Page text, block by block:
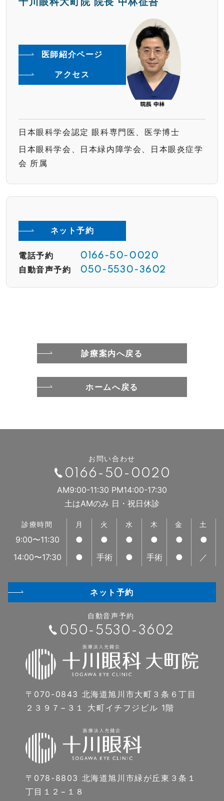
医師紹介ページ
アクセス
日本眼科学会認定 眼科専門医、医学博士
日本眼科学会、日本緑内障学会、日本眼炎症学
会 所属
ネット予約
電話予約 0166-50-0020
自動音声予約 050-5530-3602
診療案内へ戻る
ホームへ戻る
お問い合わせ
0166-50-0020
AM9:00-11:30 PM14:00-17:30
土はAMのみ 日・祝日休診
診療時間 月 火 水 木 金 土
9:00〜11:30 ● ● ● ● ●
●
14:00〜17:30
● 手術 ● 手術 ● ／
ネット予約
自動音声予約
050-5530-3602
〒070-0843 北海道旭川市大町３条６丁目
２３９７−３１ 大町イチフジビル 1階
〒078-8803 北海道旭川市緑が丘東３条１
丁目１２−１８